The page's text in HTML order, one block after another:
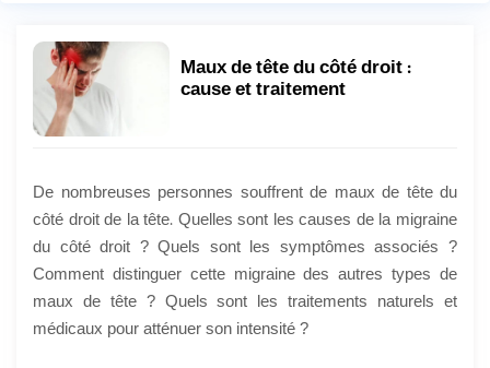
Maux de tête du côté droit :
cause et traitement
De nombreuses personnes souffrent de maux de tête du
côté droit de la tête. Quelles sont les causes de la migraine
du côté droit ? Quels sont les symptômes associés ?
Comment distinguer cette migraine des autres types de
maux de tête ? Quels sont les traitements naturels et
médicaux pour atténuer son intensité ?